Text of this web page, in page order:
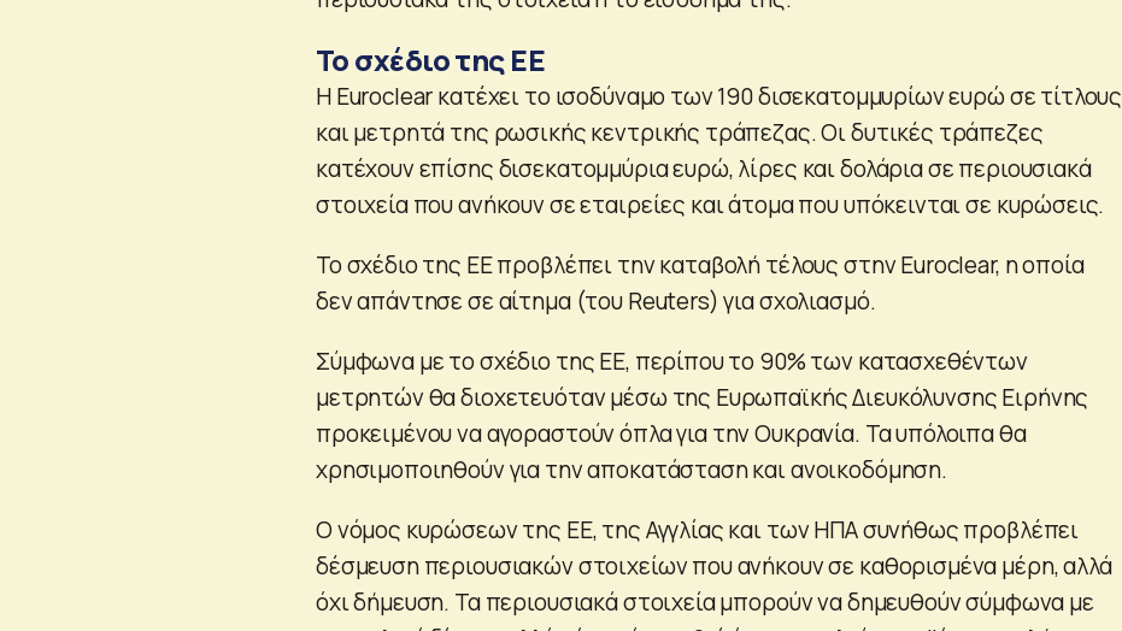
Το σχέδιο της ΕΕ
Η Euroclear κατέχει το ισοδύναμο των 190 δισεκατομμυρίων ευρώ σε τίτλους
και μετρητά της ρωσικής κεντρικής τράπεζας. Οι δυτικές τράπεζες
κατέχουν επίσης δισεκατομμύρια ευρώ, λίρες και δολάρια σε περιουσιακά
στοιχεία που ανήκουν σε εταιρείες και άτομα που υπόκεινται σε κυρώσεις.
Το σχέδιο της ΕΕ προβλέπει την καταβολή τέλους στην Euroclear, η οποία
δεν απάντησε σε αίτημα (του Reuters) για σχολιασμό.
Σύμφωνα με το σχέδιο της ΕΕ, περίπου το 90% των κατασχεθέντων
μετρητών θα διοχετευόταν μέσω της Ευρωπαϊκής Διευκόλυνσης Ειρήνης
προκειμένου να αγοραστούν όπλα για την Ουκρανία. Τα υπόλοιπα θα
χρησιμοποιηθούν για την αποκατάσταση και ανοικοδόμηση.
Ο νόμος κυρώσεων της ΕΕ, της Αγγλίας και των ΗΠΑ συνήθως προβλέπει
δέσμευση περιουσιακών στοιχείων που ανήκουν σε καθορισμένα μέρη, αλλά
όχι δήμευση. Τα περιουσιακά στοιχεία μπορούν να δημευθούν σύμφωνα με